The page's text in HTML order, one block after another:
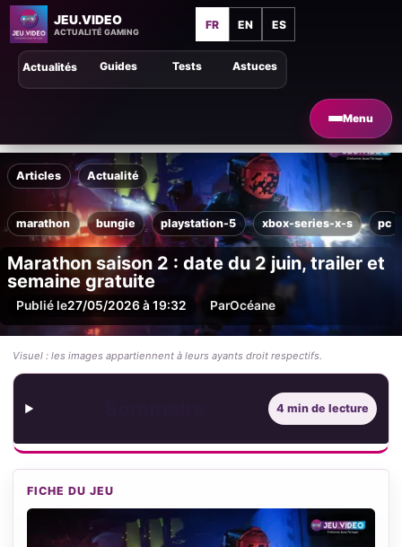
JEU.VIDEO
ACTUALITÉ GAMING
FR EN ES
Menu
Astuces
Guides Tests
Actualités
Articles Actualité
marathon bungie playstation-5 xbox-series-x-s pc
Marathon saison 2 : date du 2 juin, trailer et
semaine gratuite
Publié le27/05/2026 à 19:32 ParOcéane
Visuel : les images appartiennent à leurs ayants droit respectifs.
4 min de lecture
FICHE DU JEU